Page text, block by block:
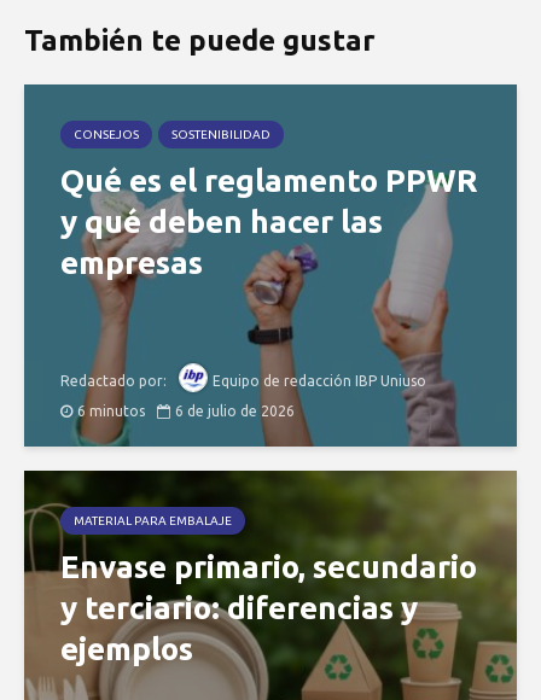
También te puede gustar
CONSEJOS SOSTENIBILIDAD
Qué es el reglamento PPWR
y qué deben hacer las
empresas
Redactado por:
Equipo de redacción IBP Uniuso
6 minutos
6 de julio de 2026
MATERIAL PARA EMBALAJE
Envase primario, secundario
y terciario: diferencias y
ejemplos